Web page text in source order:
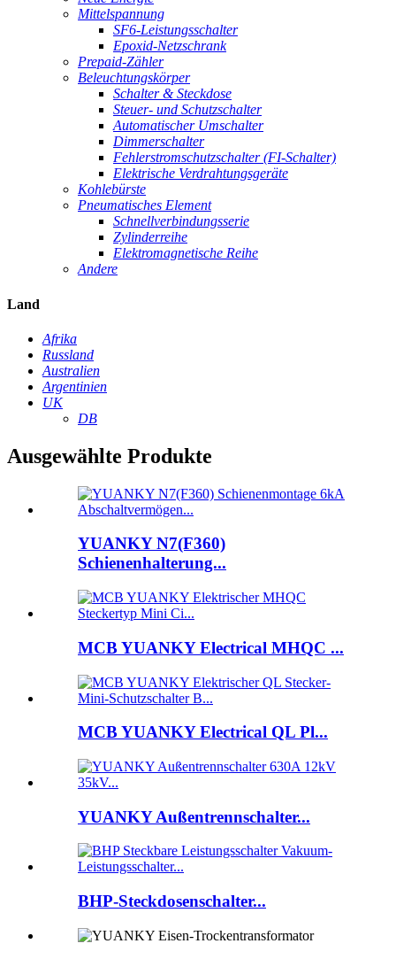
Mittelspannung
SF6-Leistungsschalter
Epoxid-Netzschrank
Prepaid-Zähler
Beleuchtungskörper
Schalter & Steckdose
Steuer- und Schutzschalter
Automatischer Umschalter
Dimmerschalter
Fehlerstromschutzschalter (FI-Schalter)
Elektrische Verdrahtungsgeräte
Kohlebürste
Pneumatisches Element
Schnellverbindungsserie
Zylinderreihe
Elektromagnetische Reihe
Andere
Land
Afrika
Russland
Australien
Argentinien
UK
DB
Ausgewählte Produkte
YUANKY N7(F360)
Schienenhalterung...
MCB YUANKY Electrical MHQC ...
MCB YUANKY Electrical QL Pl...
YUANKY Außentrennschalter...
BHP-Steckdosenschalter...